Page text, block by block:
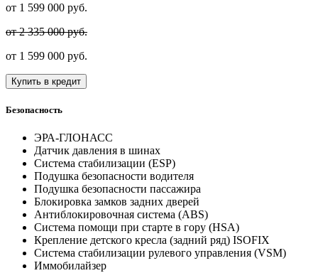
от 1 599 000 руб.
от 2 335 000 руб.
от 1 599 000 руб.
Купить в кредит
Безопасность
ЭРА-ГЛОНАСС
Датчик давления в шинах
Система стабилизации (ESP)
Подушка безопасности водителя
Подушка безопасности пассажира
Блокировка замков задних дверей
Антиблокировочная система (ABS)
Система помощи при старте в гору (HSA)
Крепление детского кресла (задний ряд) ISOFIX
Система стабилизации рулевого управления (VSM)
Иммобилайзер